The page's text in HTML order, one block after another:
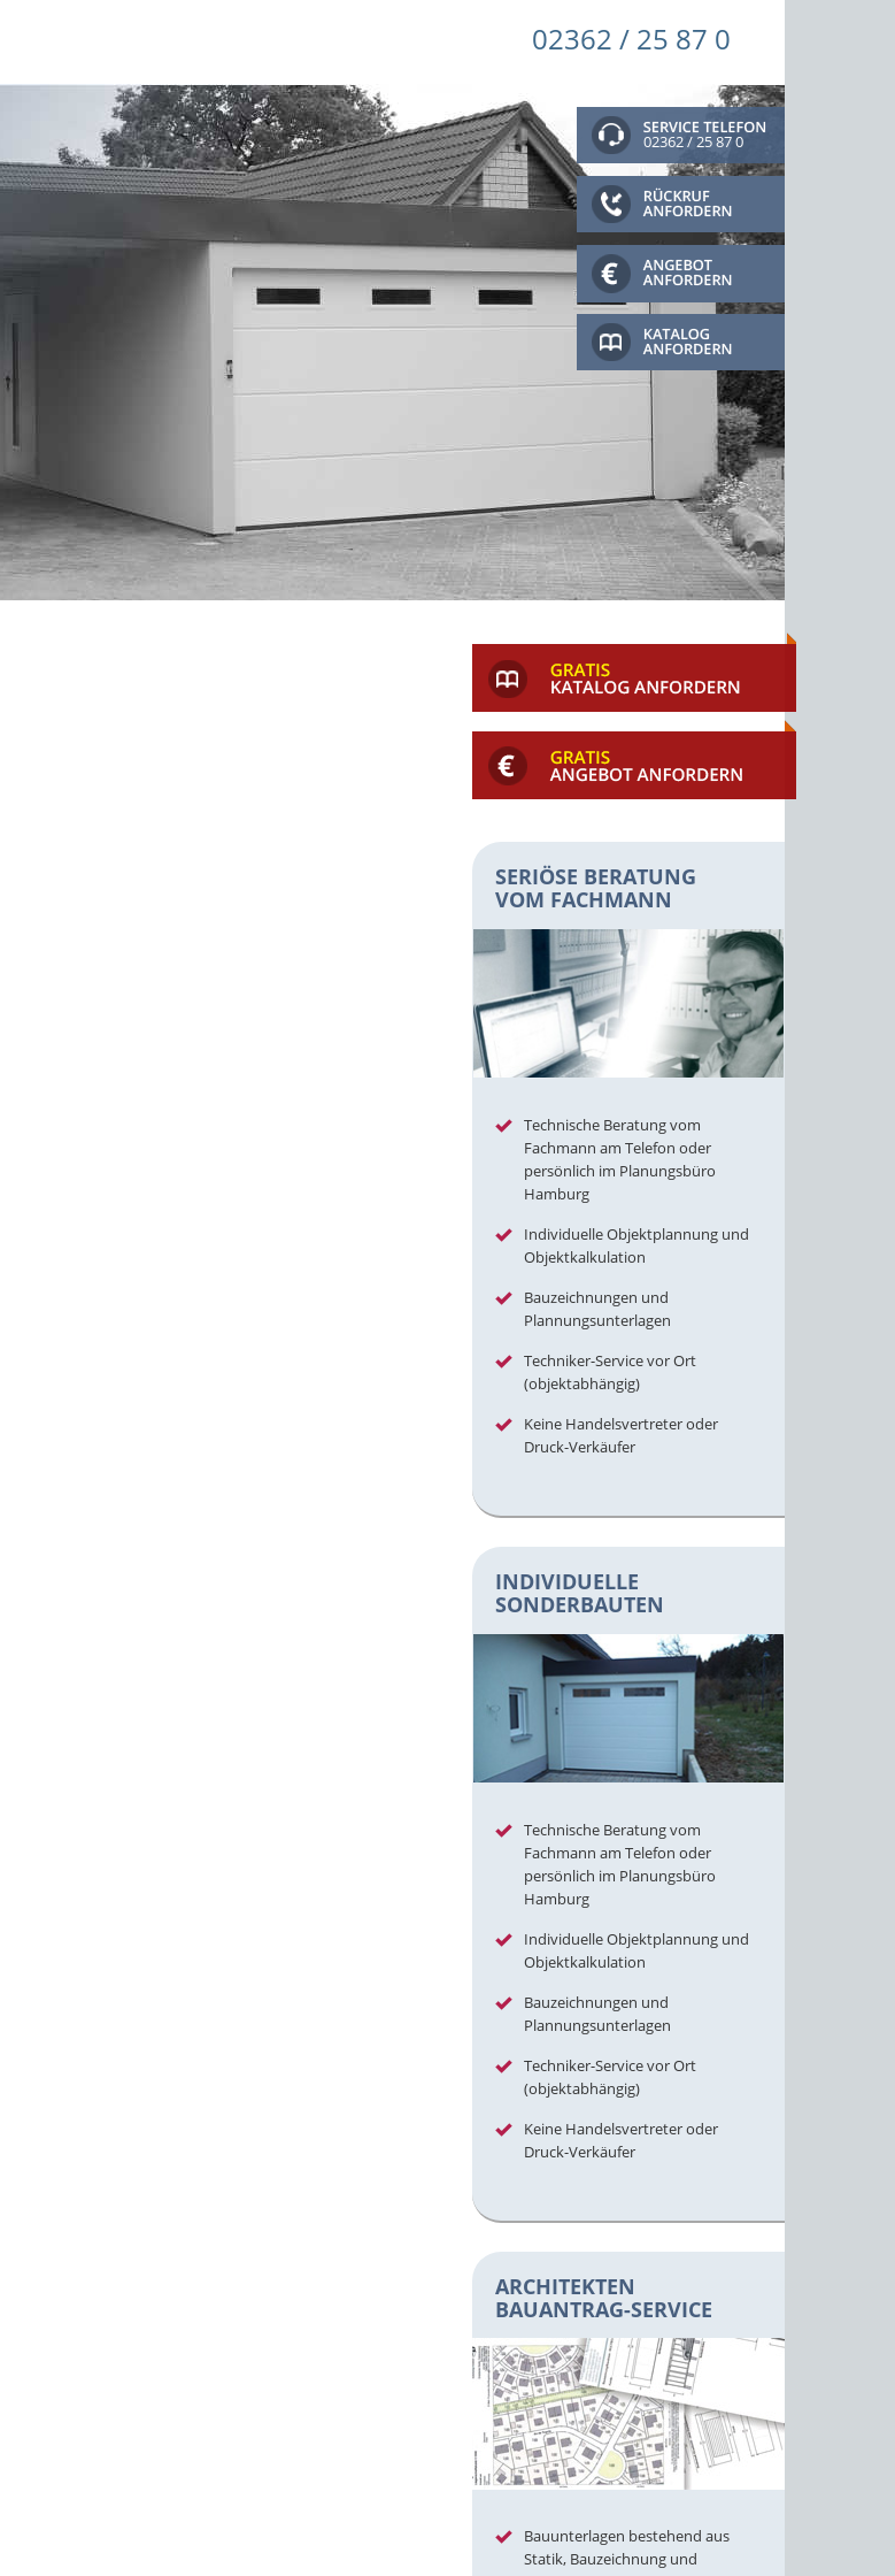
02362 / 25 87 0
02362 / 25 87 0
SERIÖSE BERATUNG
VOM FACHMANN
Technische Beratung vom
Fachmann am Telefon oder
persönlich im Planungsbüro
Hamburg
Individuelle Objektplannung und
Objektkalkulation
Bauzeichnungen und
Plannungsunterlagen
Techniker-Service vor Ort
(objektabhängig)
Keine Handelsvertreter oder
Druck-Verkäufer
INDIVIDUELLE
SONDERBAUTEN
Technische Beratung vom
Fachmann am Telefon oder
persönlich im Planungsbüro
Hamburg
Individuelle Objektplannung und
Objektkalkulation
Bauzeichnungen und
Plannungsunterlagen
Techniker-Service vor Ort
(objektabhängig)
Keine Handelsvertreter oder
Druck-Verkäufer
ARCHITEKTEN
BAUANTRAG-SERVICE
Bauunterlagen bestehend aus
Statik, Bauzeichnung und